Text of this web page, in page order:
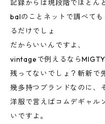
記録からは現段階でほとん
balのことネットで調べて
るだけでしょ
だからいいんですよ、
vintageで例えるなら
残ってないでしょ？斬新で
幾多持つブランドなのに、
洋服で言えばコムデギャル
いですよ。